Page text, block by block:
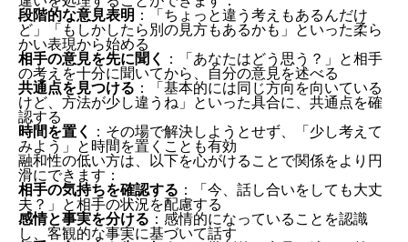
段階的な意見表明 ：「ちょっと違う考えもあるんだけ
ど」「もしかしたら別の見方もあるかも」といった柔ら
かい表現から始める
相手の意見を先に聞く
：「あなたはどう思う？」と相手
の考えを十分に聞いてから、自分の意見を述べる
共通点を見つける ：「基本的には同じ方向を向いている
けど、方法が少し違うね」といった具合に、共通点を確
認する
時間を置く
：その場で解決しようとせず、「少し考えて
みよう」と時間を置くことも有効
融和性の低い方は、以下を心がけることで関係をより円
滑にできます：
相手の気持ちを確認する ：「今、話し合いをしても大丈
夫？」と相手の状況を配慮する
感情と事実を分ける ：感情的になっていることを認識
し、客観的な事実に基づいて話す